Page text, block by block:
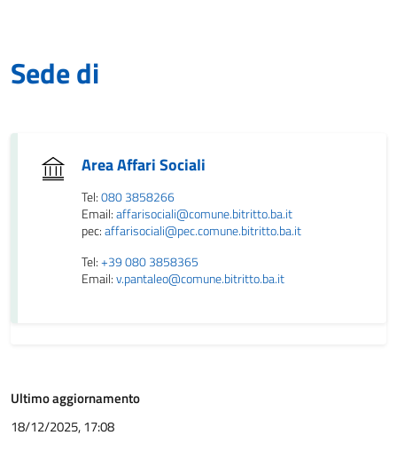
Sede di
Area Affari Sociali
Tel:080 3858266
Email:affarisociali@comune.bitritto.ba.it
pec:affarisociali@pec.comune.bitritto.ba.it
Tel:+39 080 3858365
Email:v.pantaleo@comune.bitritto.ba.it
Ultimo aggiornamento
18/12/2025, 17:08